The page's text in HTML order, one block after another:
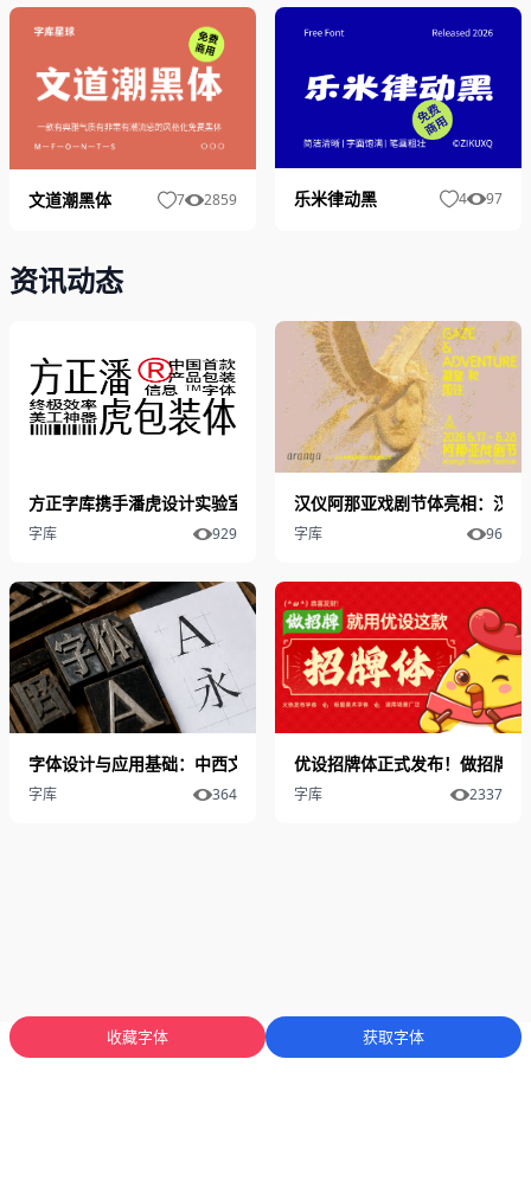
文道潮黑体 7 2859 乐米律动黑 4 97
资讯动态
方正字库携手潘虎设计实验室发布“方正潘虎包装体”
字库 929
汉仪阿那亚戏剧节体亮相：汉
字库 96
字体设计与应用基础：中西文字体体系下的选择与表达
字库 364
优设招牌体正式发布！做招牌
字库 2337
收藏字体 获取字体